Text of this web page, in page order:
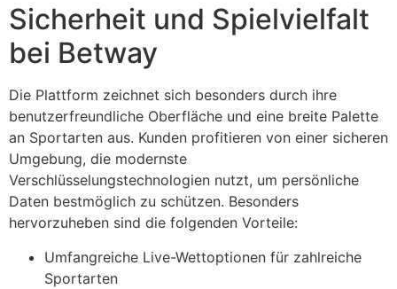
Sicherheit und Spielvielfalt
bei Betway
Die Plattform zeichnet sich besonders durch ihre
benutzerfreundliche Oberfläche und eine breite Palette
an Sportarten aus. Kunden profitieren von einer sicheren
Umgebung, die modernste
Verschlüsselungstechnologien nutzt, um persönliche
Daten bestmöglich zu schützen. Besonders
hervorzuheben sind die folgenden Vorteile:
Umfangreiche Live-Wettoptionen für zahlreiche
Sportarten